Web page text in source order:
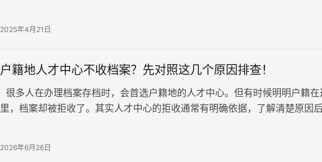
2025年4月21日
户籍地人才中心不收档案？先对照这几个原因排查！
很多人在办理档案存档时，会首选户籍地的人才中心。但有时候明明户籍在
里，档案却被拒收了。其实人才中心的拒收通常有明确依据，了解清楚原因
2026年6月26日